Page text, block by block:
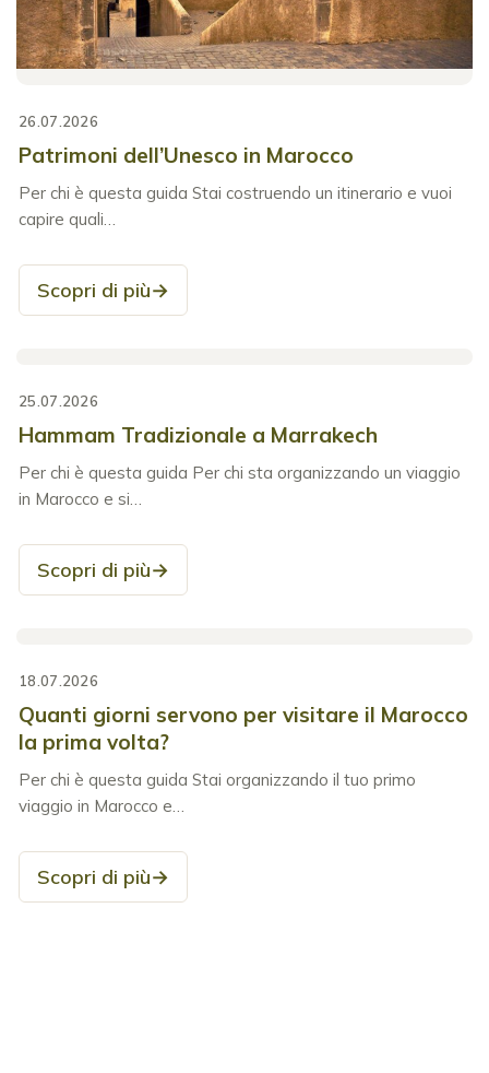
26.07.2026
Patrimoni dell’Unesco in Marocco
Per chi è questa guida Stai costruendo un itinerario e vuoi
capire quali…
Scopri di più→
25.07.2026
Hammam Tradizionale a Marrakech
Per chi è questa guida Per chi sta organizzando un viaggio
in Marocco e si…
Scopri di più→
18.07.2026
Quanti giorni servono per visitare il Marocco
la prima volta?
Per chi è questa guida Stai organizzando il tuo primo
viaggio in Marocco e…
Scopri di più→